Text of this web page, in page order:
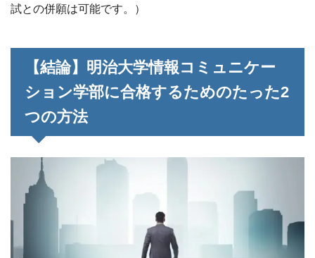
試との併願は可能です。）
【結論】明治大学情報コミュニケー
ション学部に合格するためのたった2
つの方法